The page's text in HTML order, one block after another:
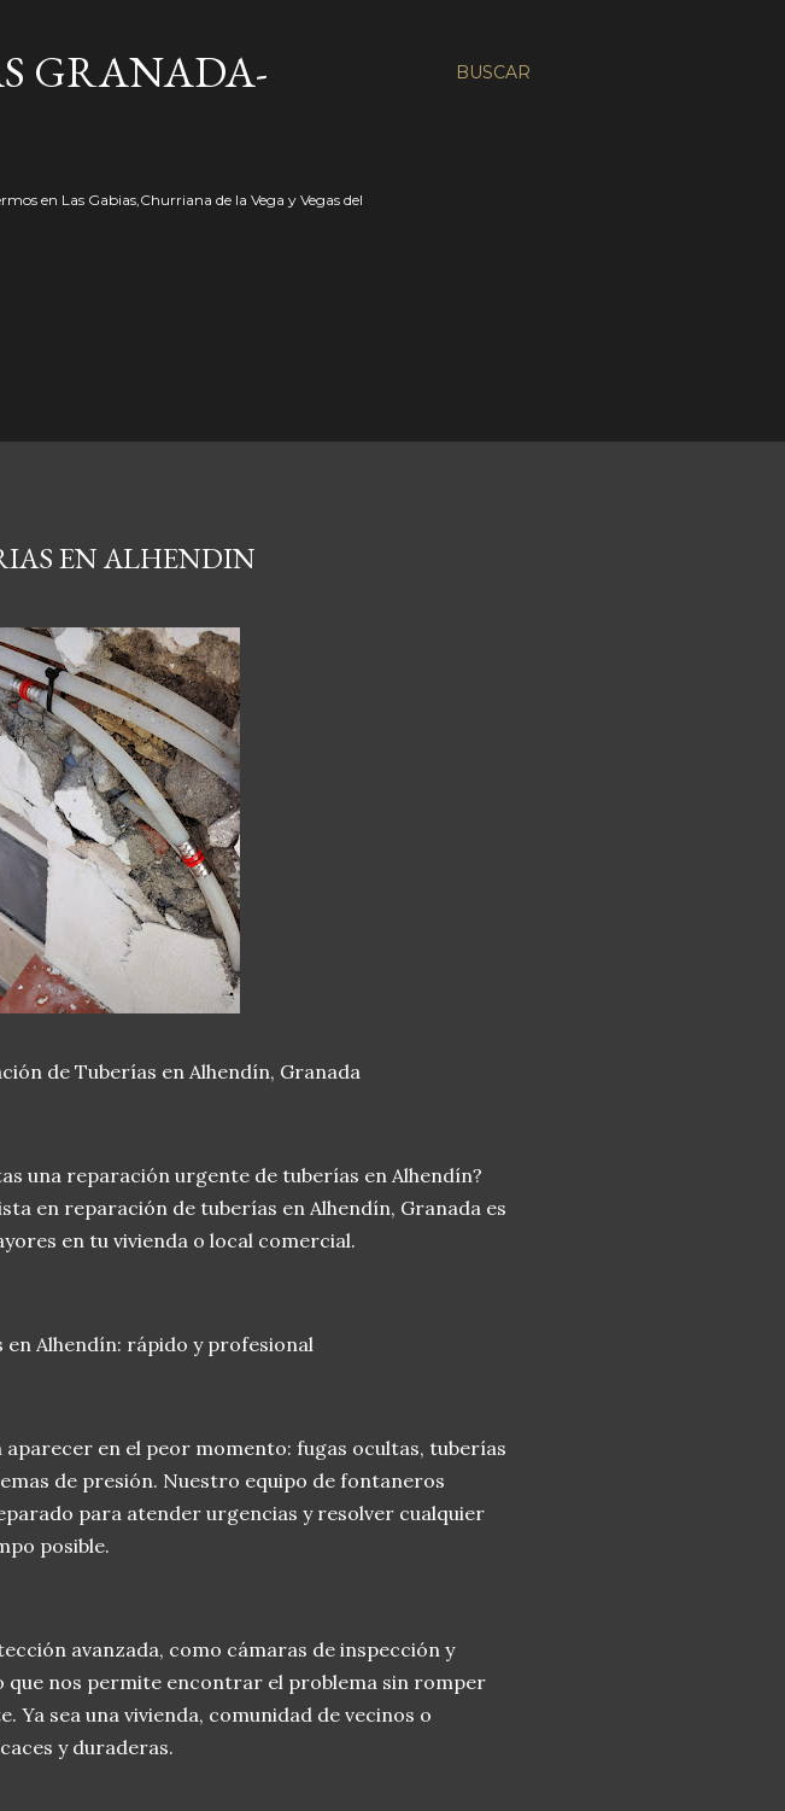
BUSCAR
GRANADA-
en Las Gabias,Churriana de la Vega y Vegas del
EN ALHENDIN
de Tuberías en Alhendín, Granada
una reparación urgente de tuberías en Alhendín?
en reparación de tuberías en Alhendín, Granada es
en tu vivienda o local comercial.
Alhendín: rápido y profesional
aparecer en el peor momento: fugas ocultas, tuberías
de presión. Nuestro equipo de fontaneros
para atender urgencias y resolver cualquier
posible.
avanzada, como cámaras de inspección y
que nos permite encontrar el problema sin romper
Ya sea una vivienda, comunidad de vecinos o
y duraderas.